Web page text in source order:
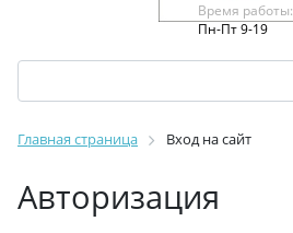
Время работы:
Пн-Пт 9-19
Главная страница Вход на сайт
Авторизация